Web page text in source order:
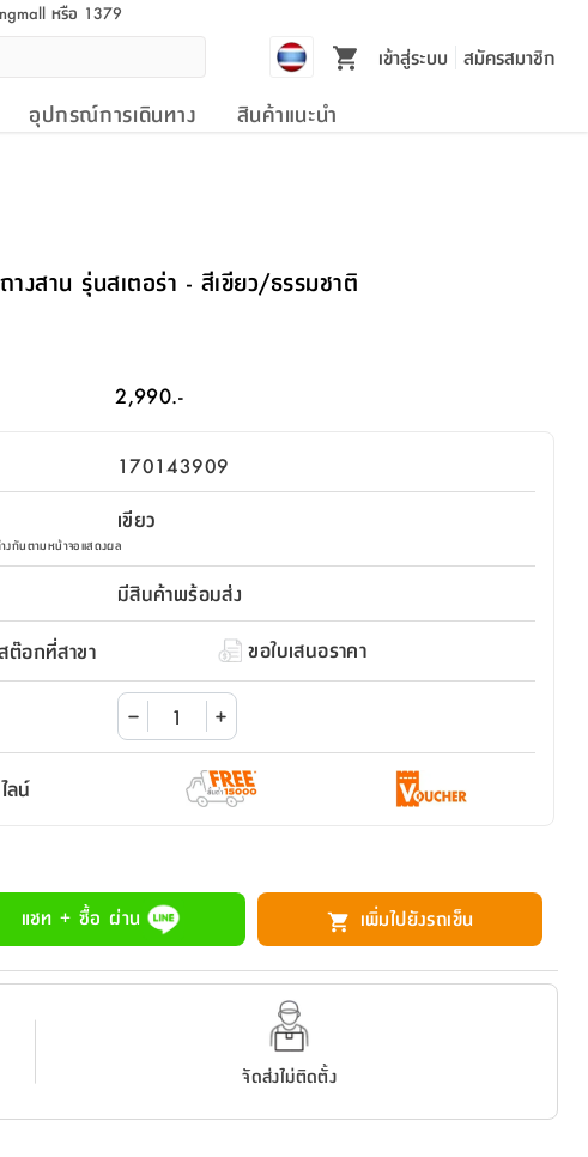
หรือ 1379
เข้าสู่ระบบ สมัครสมาชิก
อุปกรณ์การเดินทาง สินค้าแนะนำ
างสาน รุ่นสเตอร่า - สีเขียว/ธรรมชาติ
2,990.-
170143909
เขียว
งกันตามหน้าจอแสดงผล
มีสินค้าพร้อมส่ง
ต๊อกที่สาขา
ขอใบเสนอราคา
ลน์
แชท + ซื้อ ผ่าน เพิ่มไปยังรถเข็น
จัดส่งไม่ติดตั้ง